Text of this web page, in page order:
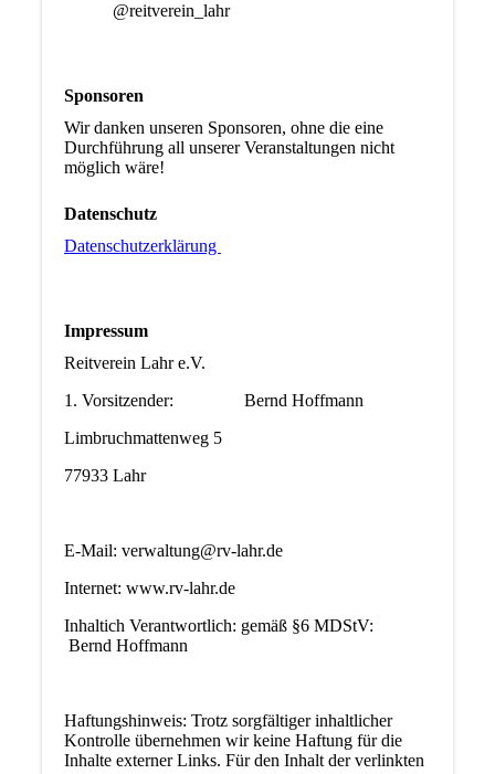
@reitverein_lahr
Sponsoren
Wir danken unseren Sponsoren, ohne die eine
Durchführung all unserer Veranstaltungen nicht
möglich wäre!
Datenschutz
Datenschutzerklärung
Impressum
Reitverein Lahr e.V.
1. Vorsitzender: Bernd Hoffmann
Limbruchmattenweg 5
77933 Lahr
E-Mail: verwaltung@rv-lahr.de
Internet: www.rv-lahr.de
Inhaltich Verantwortlich: gemäß §6 MDStV:
Bernd Hoffmann
Haftungshinweis: Trotz sorgfältiger inhaltlicher
Kontrolle übernehmen wir keine Haftung für die
Inhalte externer Links. Für den Inhalt der verlinkten